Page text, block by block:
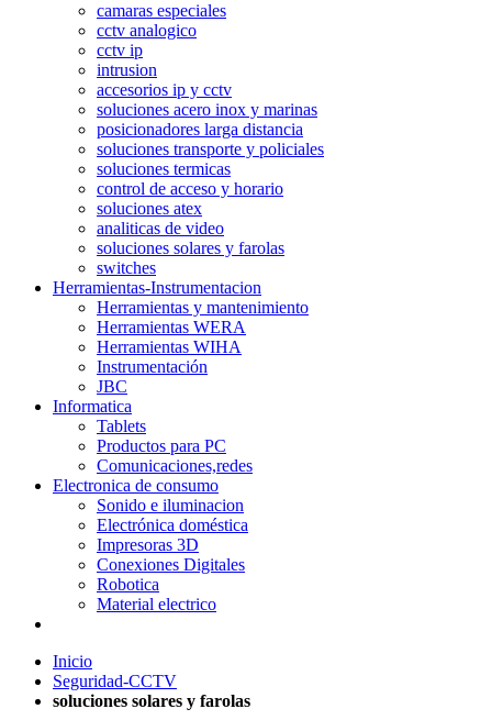
camaras especiales
cctv analogico
cctv ip
intrusion
accesorios ip y cctv
soluciones acero inox y marinas
posicionadores larga distancia
soluciones transporte y policiales
soluciones termicas
control de acceso y horario
soluciones atex
analiticas de video
soluciones solares y farolas
switches
Herramientas-Instrumentacion
Herramientas y mantenimiento
Herramientas WERA
Herramientas WIHA
Instrumentación
JBC
Informatica
Tablets
Productos para PC
Comunicaciones,redes
Electronica de consumo
Sonido e iluminacion
Electrónica doméstica
Impresoras 3D
Conexiones Digitales
Robotica
Material electrico
Inicio
Seguridad-CCTV
soluciones solares y farolas